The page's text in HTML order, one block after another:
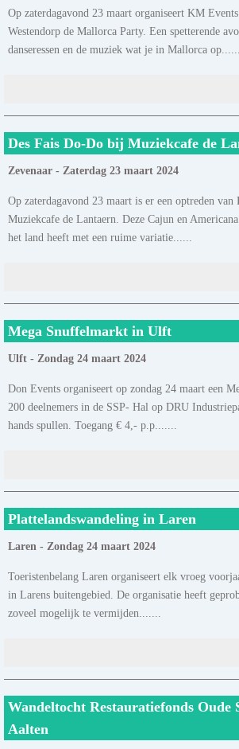
Op zaterdagavond 23 maart organiseert KM
Westendorp de Mallorca Party. Een spetterende
danseressen en de muziek wat je in Mallorca op......
Des Fais Do-Do bij Muziekcafe de
Zevenaar - Zaterdag 23 maart 2024
Op zaterdagavond 23 maart is er een optreden
Muziekcafe de Lantaern. Deze Cajun en
het land heeft met een ruime variatie......
Mega Snuffelmarkt in Ulft
Ulft - Zondag 24 maart 2024
Don Events organiseert op zondag 24 maart een
200 deelnemers in de SSP- Hal op DRU
hands spullen. Toegang € 4,- p.p.......
Plattelandswandeling in Laren
Laren - Zondag 24 maart 2024
Toeristenbelang Laren organiseert elk vroeg
in Larens buitengebied. De organisatie heeft
zoveel mogelijk te vermijden.......
Wandeltocht Restauratiefonds Oude
Aalten